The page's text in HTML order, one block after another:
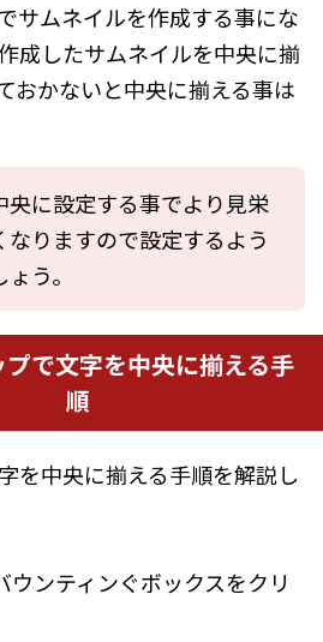
サムネイルを作成する事にな
成したサムネイルを中央に揃
おかないと中央に揃える事は
央に設定する事でより見栄
なりますので設定するよう
う。
で文字を中央に揃える手
順
を中央に揃える手順を解説し
ウンティンぐボックスをクリ